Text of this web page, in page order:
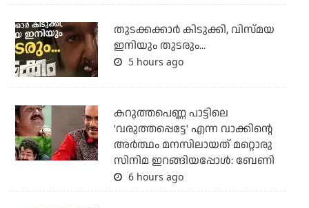
തുടക്കക്കാര്‍ കിടുക്കി, വിസ്മയ
ഇനിയും തുടരും...
5 hours ago
കറുത്തപെണ്ണ പാട്ടിലെ
'വരുത്തപ്പെട്ടേ' എന്ന വാക്കിന്റെ
അർത്ഥം മനസിലായത് മറ്റൊരു
സിനിമ ഇറങ്ങിയപ്പോൾ: ബേണി
6 hours ago